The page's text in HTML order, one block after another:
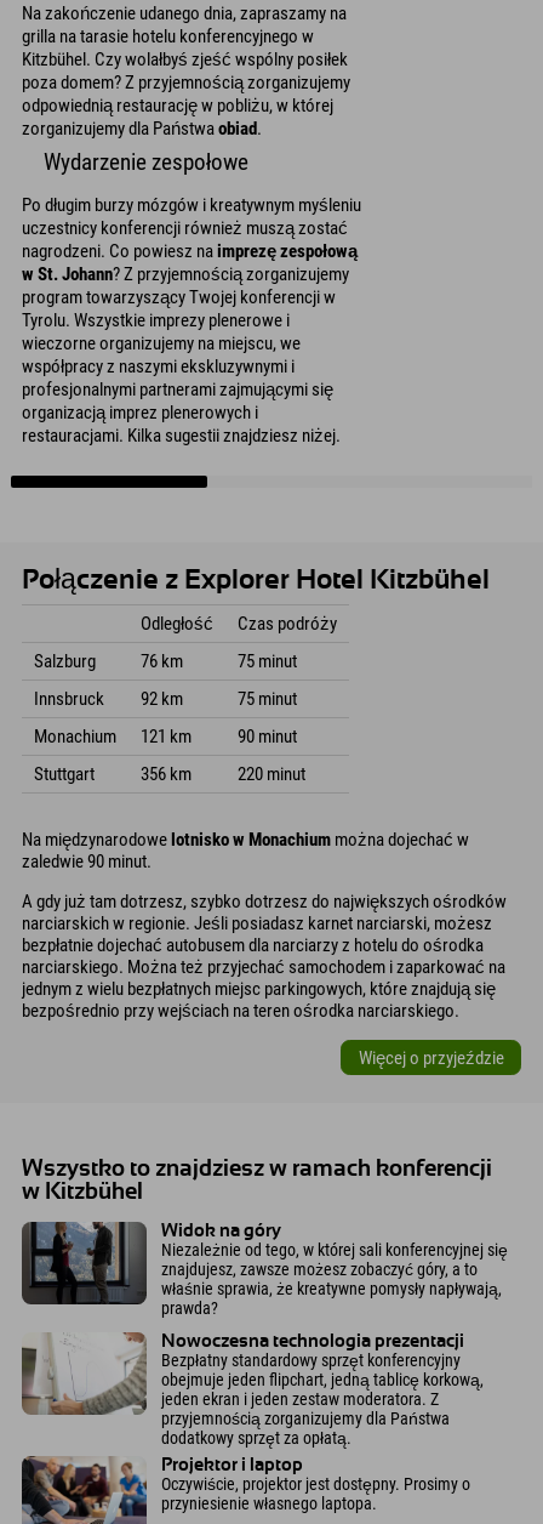
Na zakończenie udanego dnia, zapraszamy na
grilla na tarasie hotelu konferencyjnego w
Kitzbühel. Czy wolałbyś zjeść wspólny posiłek
poza domem? Z przyjemnością zorganizujemy
odpowiednią restaurację w pobliżu, w której
zorganizujemy dla Państwaobiad.
Wydarzenie zespołowe
Po długim burzy mózgów i kreatywnym myśleniu
uczestnicy konferencji również muszą zostać
nagrodzeni. Co powiesz naimprezę zespołową
w St. Johann? Z przyjemnością zorganizujemy
program towarzyszący Twojej konferencji w
Tyrolu. Wszystkie imprezy plenerowe i
wieczorne organizujemy na miejscu, we
współpracy z naszymi ekskluzywnymi i
profesjonalnymi partnerami zajmującymi się
organizacją imprez plenerowych i
restauracjami. Kilka sugestii znajdziesz niżej.
Połączenie z Explorer Hotel Kitzbühel
Odległość
Czas podróży
Salzburg
76 km
75 minut
Innsbruck
92 km
75 minut
Monachium
121 km
90 minut
Stuttgart
356 km 220 minut
Na międzynarodowelotnisko w Monachium można dojechać w
zaledwie 90 minut.
A gdy już tam dotrzesz, szybko dotrzesz do największych ośrodków
narciarskich w regionie. Jeśli posiadasz karnet narciarski, możesz
bezpłatnie dojechać autobusem dla narciarzy z hotelu do ośrodka
narciarskiego. Można też przyjechać samochodem i zaparkować na
jednym z wielu bezpłatnych miejsc parkingowych, które znajdują się
bezpośrednio przy wejściach na teren ośrodka narciarskiego.
Więcej o przyjeździe
Wszystko to znajdziesz w ramach konferencji
w Kitzbühel
Widok na góry
Niezależnie od tego, w której sali konferencyjnej się
znajdujesz, zawsze możesz zobaczyć góry, a to
właśnie sprawia, że kreatywne pomysły napływają,
prawda?
Nowoczesna technologia prezentacji
Bezpłatny standardowy sprzęt konferencyjny
obejmuje jeden flipchart, jedną tablicę korkową,
jeden ekran i jeden zestaw moderatora. Z
przyjemnością zorganizujemy dla Państwa
dodatkowy sprzęt za opłatą.
Projektor i laptop
Oczywiście, projektor jest dostępny. Prosimy o
przyniesienie własnego laptopa.